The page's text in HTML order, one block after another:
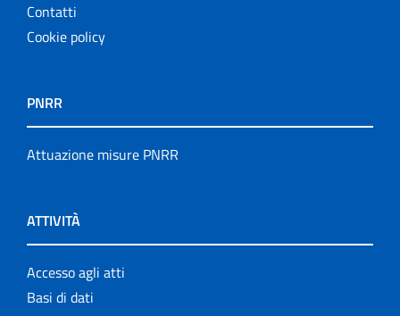
Contatti
Cookie policy
PNRR
Attuazione misure PNRR
ATTIVITÀ
Accesso agli atti
Basi di dati